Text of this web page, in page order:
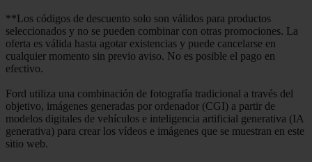
**Los códigos de descuento solo son válidos para productos
seleccionados y no se pueden combinar con otras promociones. La
oferta es válida hasta agotar existencias y puede cancelarse en
cualquier momento sin previo aviso. No es posible el pago en
efectivo.
Ford utiliza una combinación de fotografía tradicional a través del
objetivo, imágenes generadas por ordenador (CGI) a partir de
modelos digitales de vehículos e inteligencia artificial generativa (IA
generativa) para crear los vídeos e imágenes que se muestran en este
sitio web.